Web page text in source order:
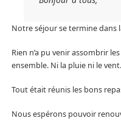
Notre séjour se termine dans
Rien n’a pu venir assombrir
ensemble. Ni la pluie ni le vent.
Tout était réunis les bons
Nous espérons pouvoir